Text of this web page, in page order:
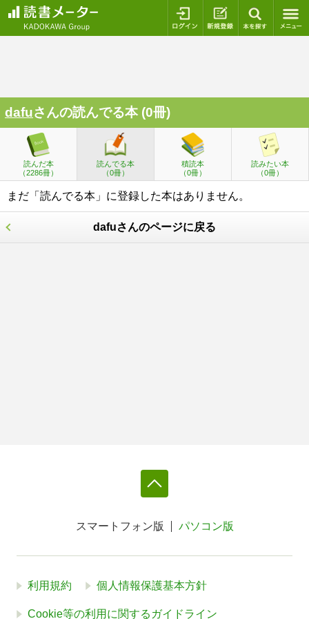
ログイン 新規登録
dafuさんの読んでる本 (0冊)
読んだ本
（2286冊）
読んでる本
（0冊）
積読本
（0冊）
読みたい本
（0冊）
まだ「読んでる本」に登録した本はありません。
dafuさんのページに戻る
スマートフォン版 パソコン版
利用規約 個人情報保護基本方針
Cookie等の利用に関するガイドライン